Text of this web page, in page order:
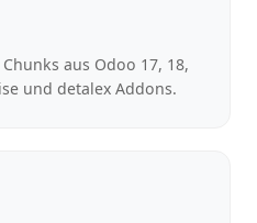
aus Odoo 17, 18,
und detalex Addons.